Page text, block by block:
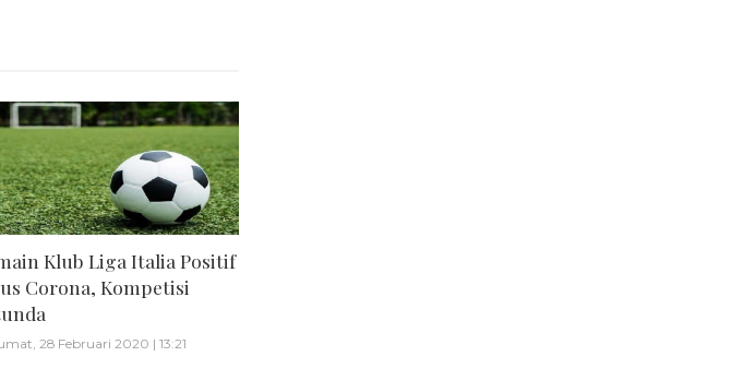
Klub Liga Italia Positif
Corona, Kompetisi
28 Februari 2020 | 13:21